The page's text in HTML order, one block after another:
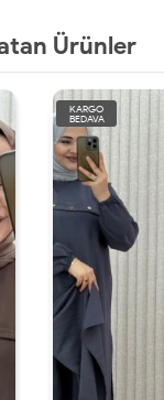
Ürünler
KARGO
BEDAVA